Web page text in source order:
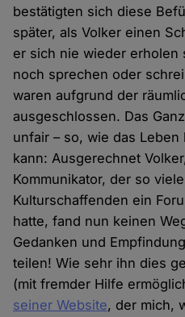
bestätigten sich diese
später, als Volker einen
er sich nie wieder erholen
noch sprechen oder
waren aufgrund der
ausgeschlossen. Das
unfair – so, wie das
kann: Ausgerechnet
Kommunikator, der so
Kulturschaffenden ein
hatte, fand nun keinen
Gedanken und
teilen! Wie sehr ihn dies
(mit fremder Hilfe
seiner Website, der mich,